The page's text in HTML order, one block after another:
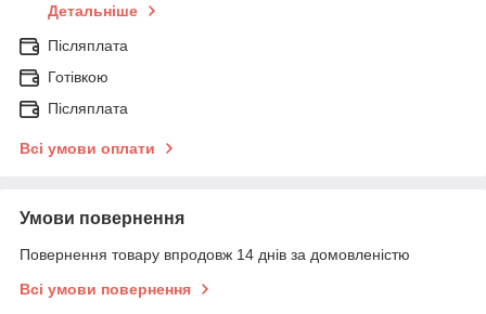
Детальніше
Післяплата
Готівкою
Післяплата
Всі умови оплати
Умови повернення
Повернення товару впродовж 14 днів за домовленістю
Всі умови повернення